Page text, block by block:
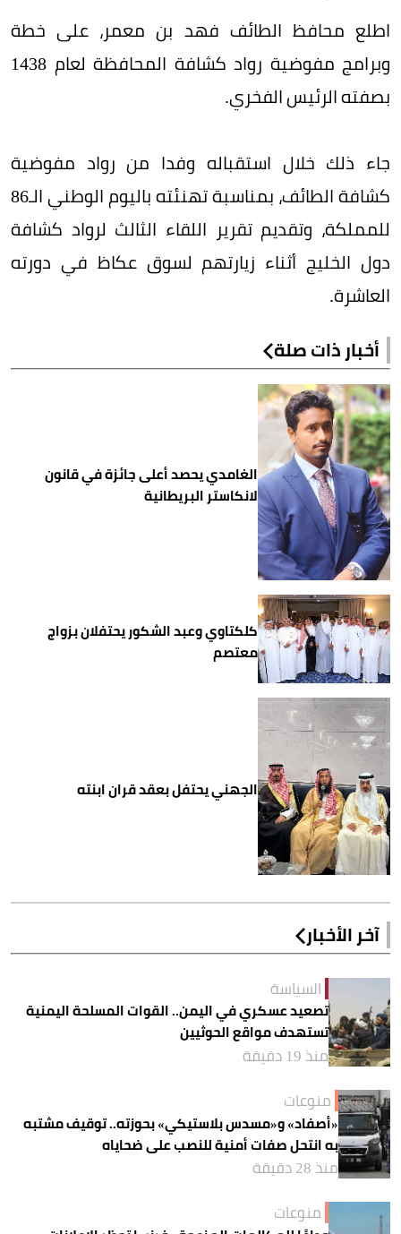
اطلع محافظ الطائف فهد بن معمر، على خطة
وبرامج مفوضية رواد كشافة المحافظة لعام 1438
بصفته الرئيس الفخري.
جاء ذلك خلال استقباله وفدا من رواد مفوضية
كشافة الطائف، بمناسبة تهنئته باليوم الوطني الـ86
للمملكة، وتقديم تقرير اللقاء الثالث لرواد كشافة
دول الخليج أثناء زيارتهم لسوق عكاظ في دورته
العاشرة.
أخبار ذات صلة
الغامدي يحصد أعلى جائزة في قانون
لانكاستر البريطانية
كلكتاوي وعبد الشكور يحتفلان بزواج
معتصم
الجهني يحتفل بعقد قران ابنته
آخر الأخبار
السياسة
تصعيد عسكري في اليمن.. القوات المسلحة اليمنية
تستهدف مواقع الحوثيين
منذ 19 دقيقة
منوعات
«أصفاد» و«مسدس بلاستيكي» بحوزته.. توقيف مشتبه
به انتحل صفات أمنية للنصب على ضحاياه
منذ 28 دقيقة
منوعات